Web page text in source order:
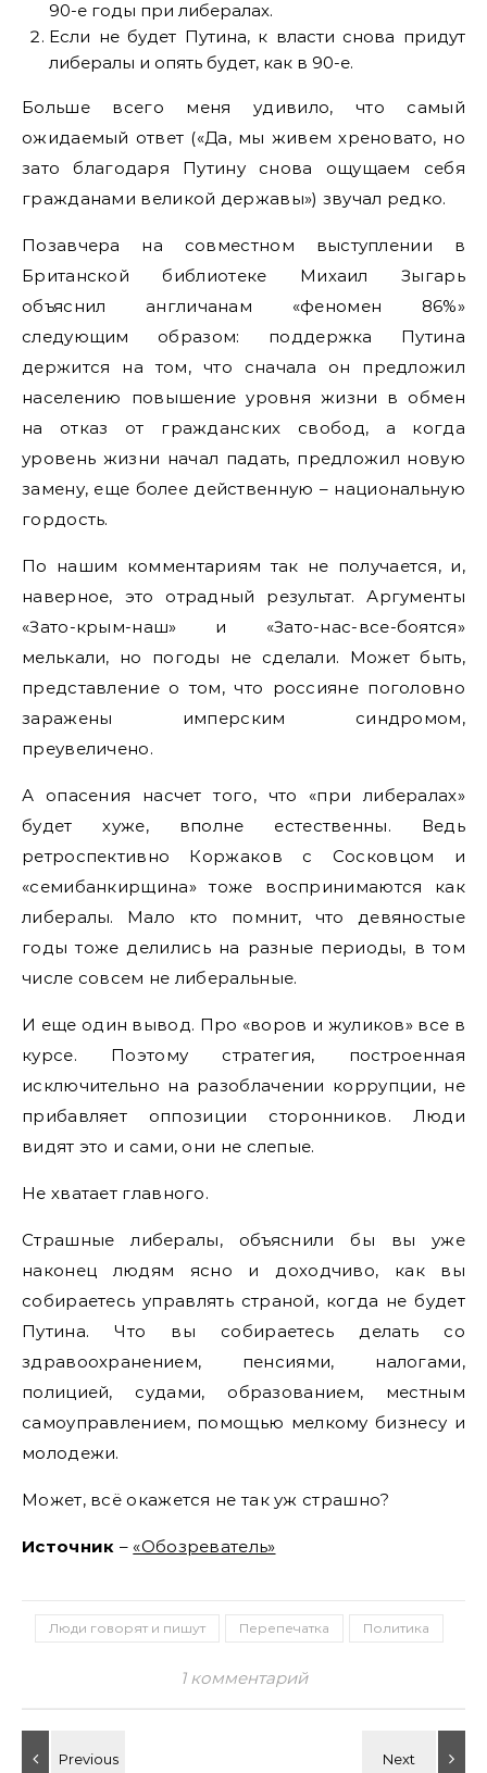
90-е годы при либералах.
Если не будет Путина, к власти снова придут
либералы и опять будет, как в 90-е.
Больше всего меня удивило, что самый
ожидаемый ответ («Да, мы живем хреновато, но
зато благодаря Путину снова ощущаем себя
гражданами великой державы») звучал редко.
Позавчера на совместном выступлении в
Британской библиотеке Михаил Зыгарь
объяснил англичанам «феномен 86%»
следующим образом: поддержка Путина
держится на том, что сначала он предложил
населению повышение уровня жизни в обмен
на отказ от гражданских свобод, а когда
уровень жизни начал падать, предложил новую
замену, еще более действенную – национальную
гордость.
По нашим комментариям так не получается, и,
наверное, это отрадный результат. Аргументы
«Зато-крым-наш» и «Зато-нас-все-боятся»
мелькали, но погоды не сделали. Может быть,
представление о том, что россияне поголовно
заражены имперским синдромом,
преувеличено.
А опасения насчет того, что «при либералах»
будет хуже, вполне естественны. Ведь
ретроспективно Коржаков с Сосковцом и
«семибанкирщина» тоже воспринимаются как
либералы. Мало кто помнит, что девяностые
годы тоже делились на разные периоды, в том
числе совсем не либеральные.
И еще один вывод. Про «воров и жуликов» все в
курсе. Поэтому стратегия, построенная
исключительно на разоблачении коррупции, не
прибавляет оппозиции сторонников. Люди
видят это и сами, они не слепые.
Не хватает главного.
Страшные либералы, объяснили бы вы уже
наконец людям ясно и доходчиво, как вы
собираетесь управлять страной, когда не будет
Путина. Что вы собираетесь делать со
здравоохранением, пенсиями, налогами,
полицией, судами, образованием, местным
самоуправлением, помощью мелкому бизнесу и
молодежи.
Может, всё окажется не так уж страшно?
Источник – «Обозреватель»
Люди говорят и пишут Перепечатка Политика
1 комментарий